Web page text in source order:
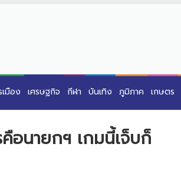
เมือง เศรษฐกิจ กีฬา บันเทิง ภูมิภาค เกษตร
อนายกฯ เกมนี้เจ็บก็